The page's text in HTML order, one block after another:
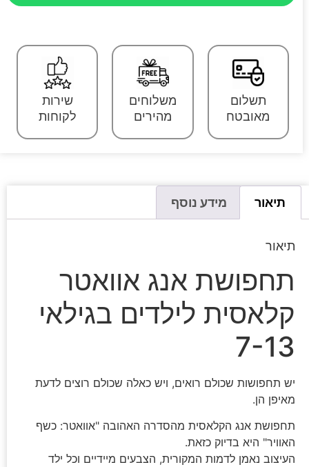
תשלום
מאובטח
משלוחים
מהירים
שירות
לקוחות
תיאור מידע נוסף
תיאור
תחפושת אנג אוואטר
קלאסית לילדים בגילאי
7-13
יש תחפושות שכולם רואים, ויש כאלה שכולם רוצים לדעת
מאיפן הן.
תחפושת אנג הקלאסית מהסדרה האהובה "אוואטר: כשף
האוויר" היא בדיוק כזאת.
העיצוב נאמן לדמות המקורית, הצבעים מיידיים וכל ילד